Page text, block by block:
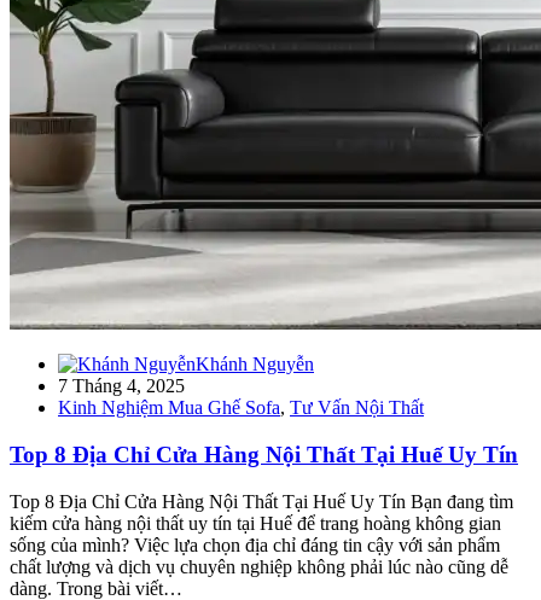
Khánh Nguyễn
7 Tháng 4, 2025
Kinh Nghiệm Mua Ghế Sofa, Tư Vấn Nội Thất
Top 8 Địa Chỉ Cửa Hàng Nội Thất Tại Huế Uy Tín
Top 8 Địa Chỉ Cửa Hàng Nội Thất Tại Huế Uy Tín Bạn đang tìm
kiếm cửa hàng nội thất uy tín tại Huế để trang hoàng không gian
sống của mình? Việc lựa chọn địa chỉ đáng tin cậy với sản phẩm
chất lượng và dịch vụ chuyên nghiệp không phải lúc nào cũng dễ
dàng. Trong bài viết…